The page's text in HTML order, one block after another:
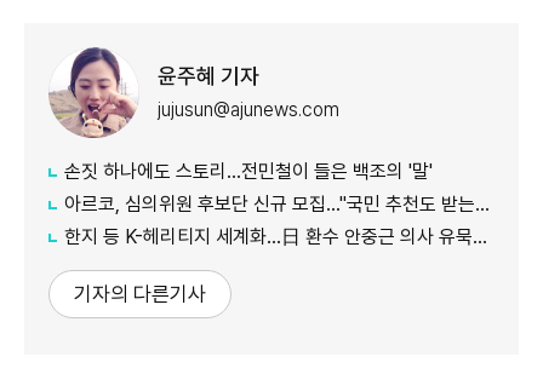
윤주혜 기자
jujusun@ajunews.com
손짓 하나에도 스토리…전민철이 들은 백조의 '말'
아르코, 심의위원 후보단 신규 모집…"국민 추천도 받는다"
한지 등 K-헤리티지 세계화…日 환수 안중근 의사 유묵도 공개
기자의 다른기사